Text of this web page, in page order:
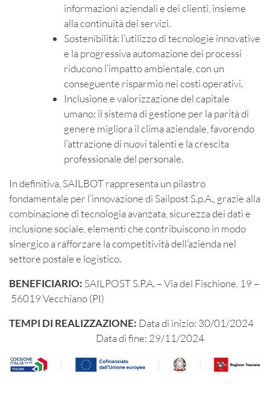
informazioni aziendali e dei clienti, insieme
alla continuità dei servizi.
Sostenibilità: l’utilizzo di tecnologie innovative
e la progressiva automazione dei processi
riducono l’impatto ambientale, con un
conseguente risparmio nei costi operativi.
Inclusione e valorizzazione del capitale
umano: il sistema di gestione per la parità di
genere migliora il clima aziendale, favorendo
l’attrazione di nuovi talenti e la crescita
professionale del personale.
In definitiva, SAILBOT rappresenta un pilastro
fondamentale per l’innovazione di Sailpost S.p.A., grazie alla
combinazione di tecnologia avanzata, sicurezza dei dati e
inclusione sociale, elementi che contribuiscono in modo
sinergico a rafforzare la competitività dell’azienda nel
settore postale e logistico.
BENEFICIARIO: SAILPOST S.P.A. – Via del Fischione, 19 –
56019 Vecchiano (PI)
TEMPI DI REALIZZAZIONE: Data di inizio: 30/01/2024
Data di fine: 29/11/2024